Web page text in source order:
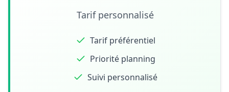
Tarif personnalisé
Tarif préférentiel
Priorité planning
Suivi personnalisé